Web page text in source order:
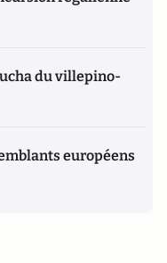
du villepino-
européens